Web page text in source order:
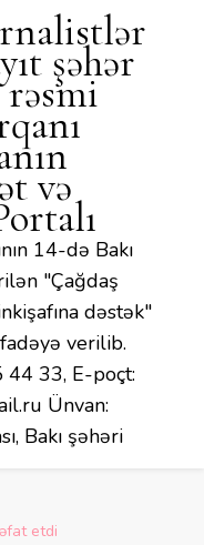
şəhər
rəsmi
və
14-də Bakı
"Çağdaş
dəstək"
verilib.
33, E-poçt:
Ünvan:
Bakı şəhəri
etdi